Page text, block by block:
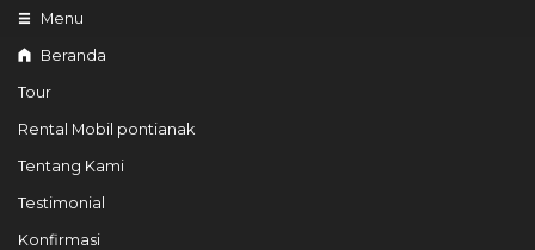
Menu
Beranda
Tour
Rental Mobil pontianak
Tentang Kami
Testimonial
Konfirmasi